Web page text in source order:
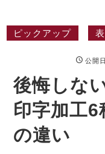
ピックアップ
公開日
後悔しな
印字加工
の違い